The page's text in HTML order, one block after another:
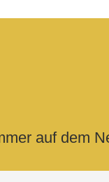
auf dem